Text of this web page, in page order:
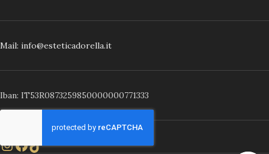
Mail: info@esteticadorella.it
Iban: IT53R0873259850000000771333